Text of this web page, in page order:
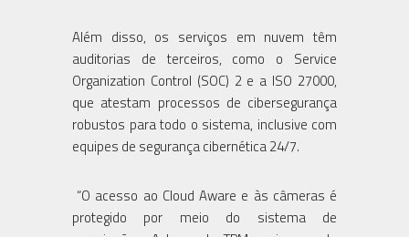
Além disso, os serviços em nuvem têm
auditorias de terceiros, como o Service
Organization Control (SOC) 2 e a ISO 27000,
que atestam processos de cibersegurança
robustos para todo o sistema, inclusive com
equipes de segurança cibernética 24/7.
“O acesso ao Cloud Aware e às câmeras é
protegido por meio do sistema de